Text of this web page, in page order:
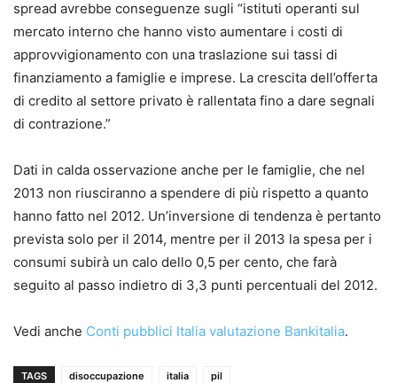
spread avrebbe conseguenze sugli “istituti operanti sul
mercato interno che hanno visto aumentare i costi di
approvvigionamento con una traslazione sui tassi di
finanziamento a famiglie e imprese. La crescita dell’offerta
di credito al settore privato è rallentata fino a dare segnali
di contrazione.”
Dati in calda osservazione anche per le famiglie, che nel
2013 non riusciranno a spendere di più rispetto a quanto
hanno fatto nel 2012. Un’inversione di tendenza è pertanto
prevista solo per il 2014, mentre per il 2013 la spesa per i
consumi subirà un calo dello 0,5 per cento, che farà
seguito al passo indietro di 3,3 punti percentuali del 2012.
Vedi anche Conti pubblici Italia valutazione Bankitalia.
TAGS disoccupazione italia pil